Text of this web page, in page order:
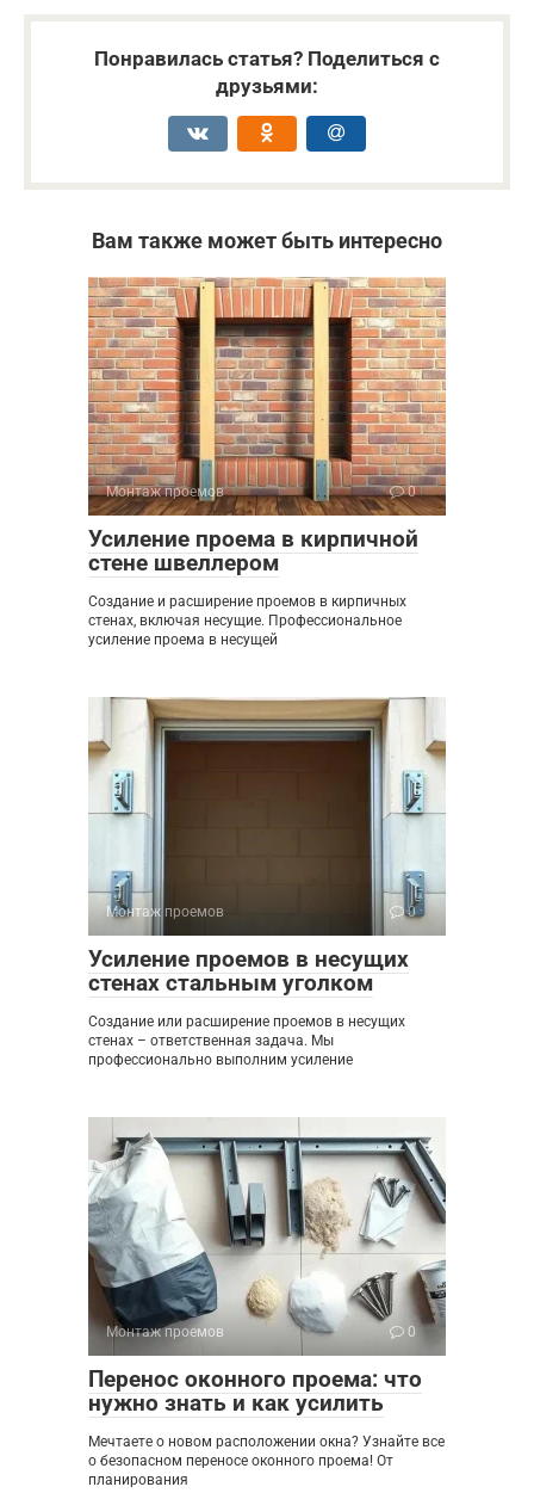
Понравилась статья? Поделиться с
друзьями:
Вам также может быть интересно
Монтаж проемов 0
Усиление проема в кирпичной
стене швеллером
Создание и расширение проемов в кирпичных
стенах, включая несущие. Профессиональное
усиление проема в несущей
Монтаж проемов 0
Усиление проемов в несущих
стенах стальным уголком
Создание или расширение проемов в несущих
стенах – ответственная задача. Мы
профессионально выполним усиление
Монтаж проемов 0
Перенос оконного проема: что
нужно знать и как усилить
Мечтаете о новом расположении окна? Узнайте все
о безопасном переносе оконного проема! От
планирования